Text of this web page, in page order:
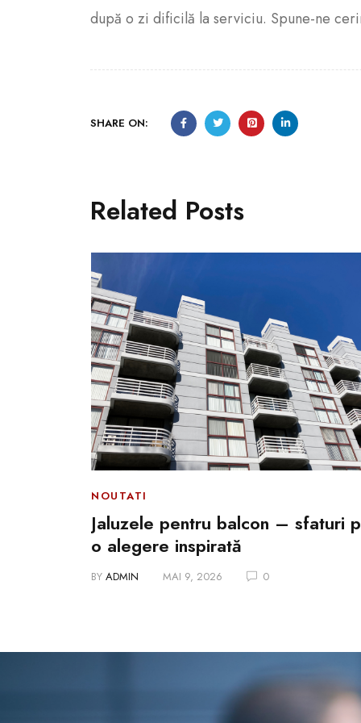
după o zi dificilă la serviciu. Spune-ne
SHARE ON:
Related Posts
NOUTATI
Jaluzele pentru balcon – sfaturi
o alegere inspirată
BY ADMIN MAI 9, 2026 0